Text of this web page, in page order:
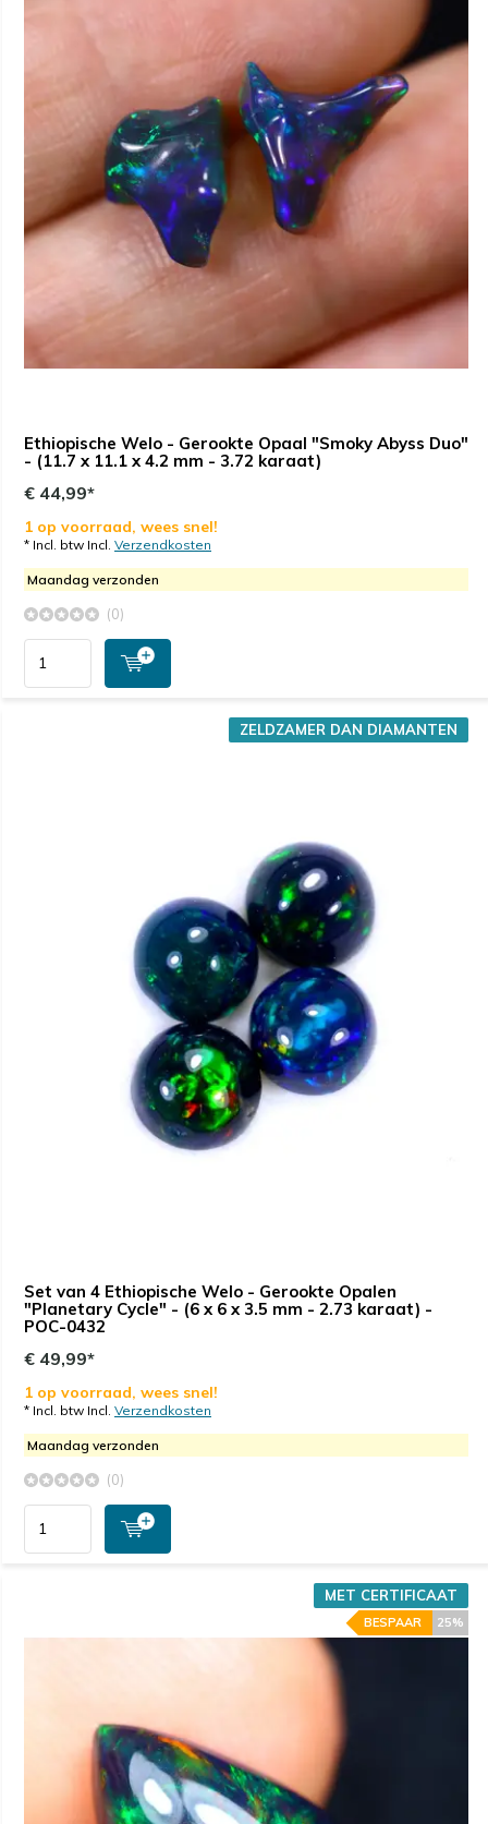
Ethiopische Welo - Gerookte Opaal "Smoky Abyss Duo"
- (11.7 x 11.1 x 4.2 mm - 3.72 karaat)
€ 44,99*
1 op voorraad, wees snel!
* Incl. btw Incl. Verzendkosten
Maandag verzonden
(0)
Set van 4 Ethiopische Welo - Gerookte Opalen
"Planetary Cycle" - (6 x 6 x 3.5 mm - 2.73 karaat) -
POC-0432
ZELDZAMER DAN DIAMANTEN
€ 49,99*
1 op voorraad, wees snel!
* Incl. btw Incl. Verzendkosten
Maandag verzonden
(0)
MET CERTIFICAAT
25%
BESPAAR